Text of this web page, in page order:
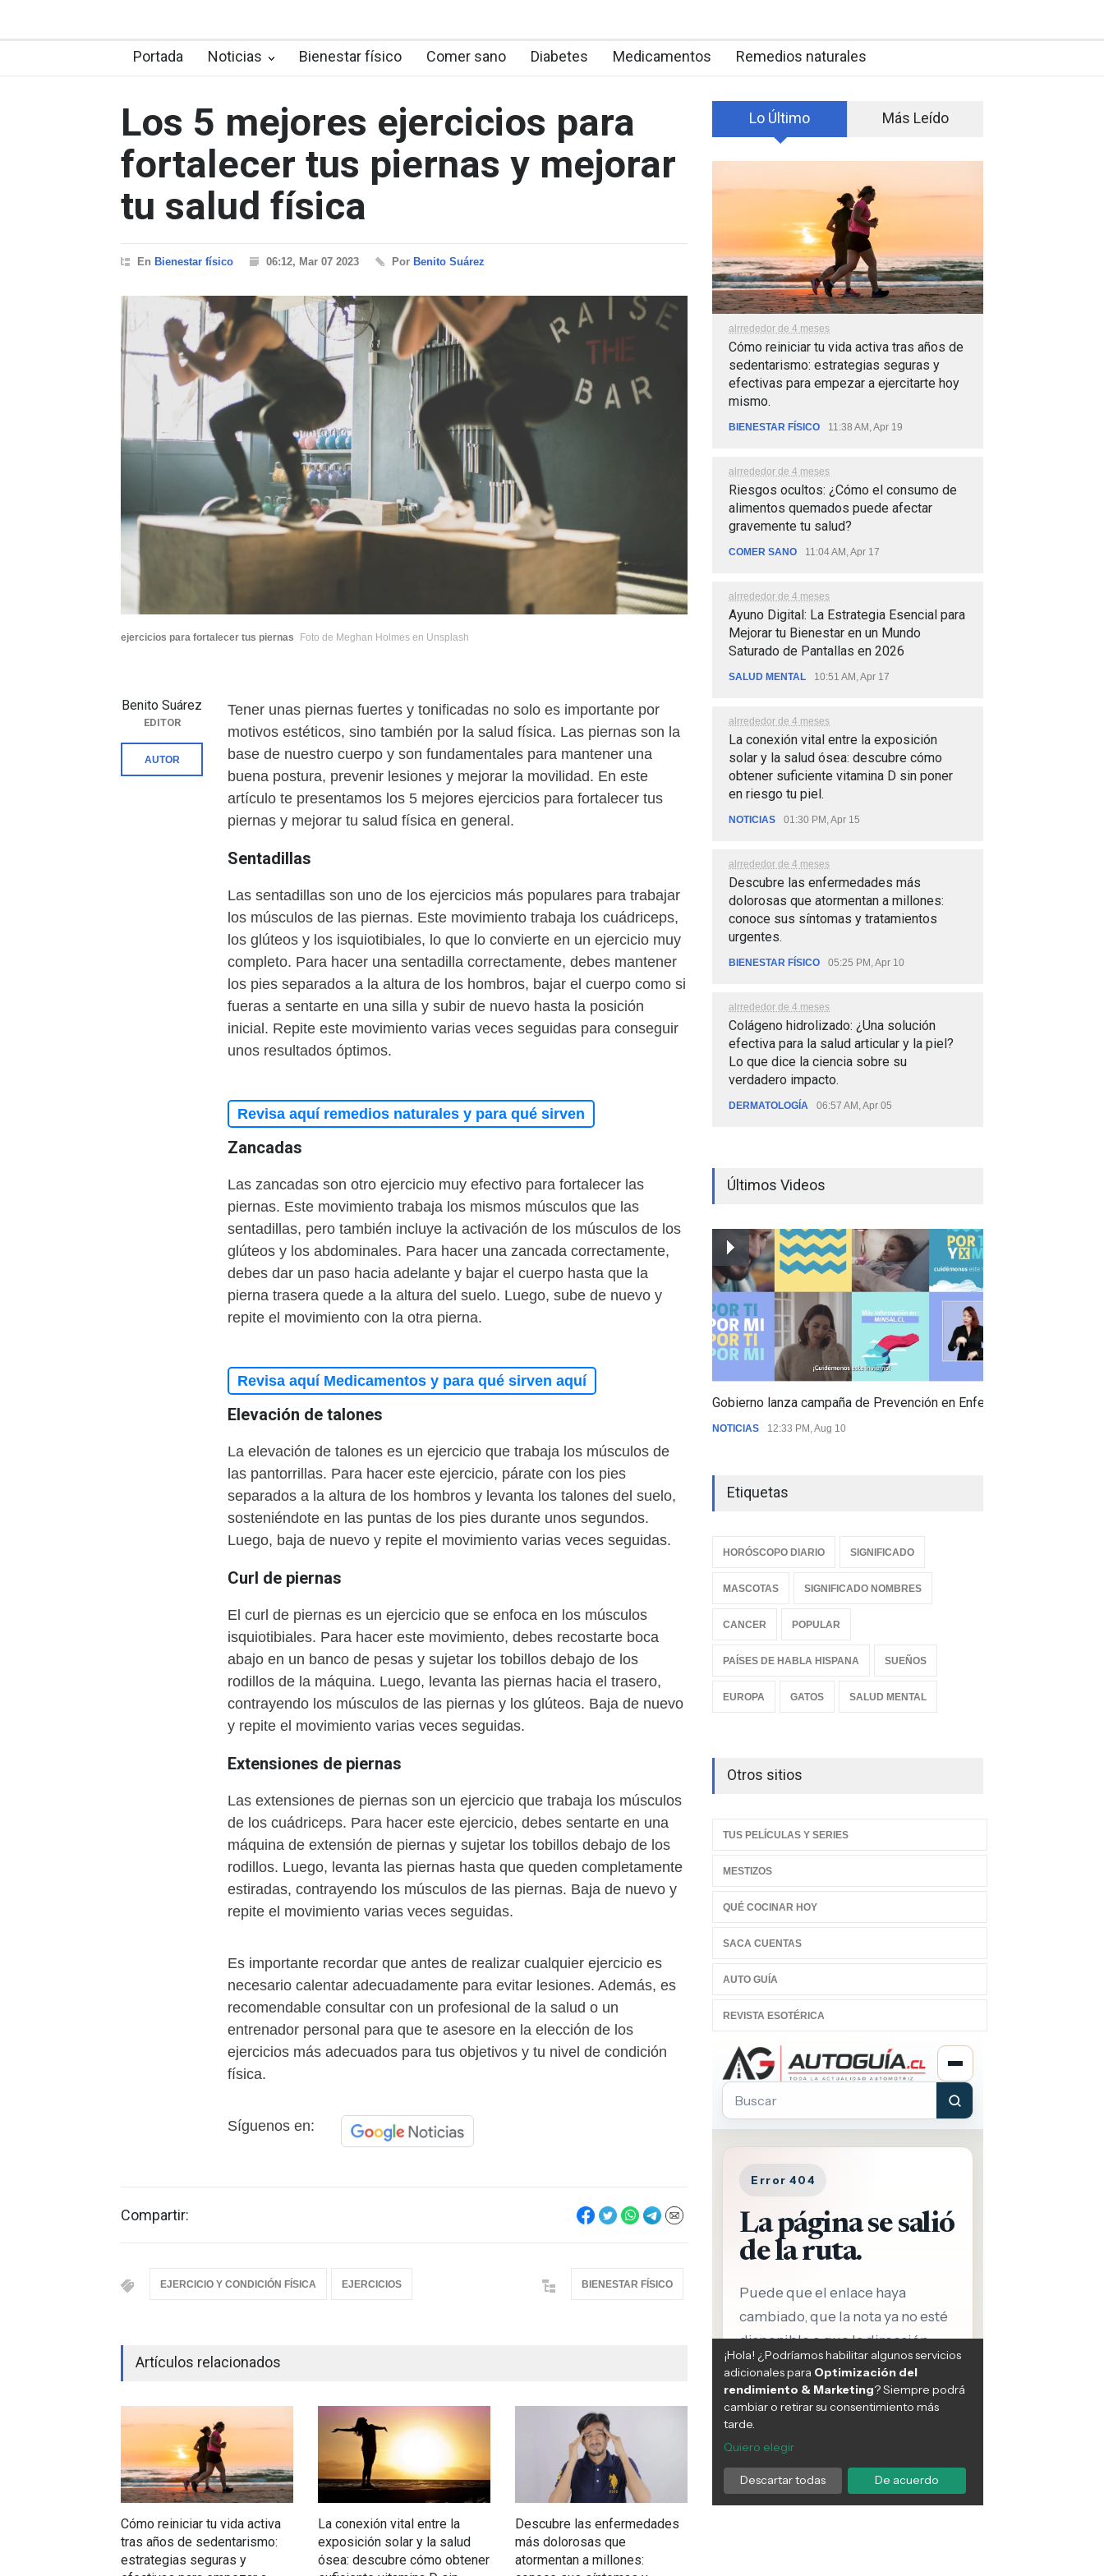
Portada Noticias Bienestar físico Comer sano Diabetes Medicamentos Remedios naturales
Los 5 mejores ejercicios para
fortalecer tus piernas y mejorar
tu salud física
En Bienestar físico 06:12, Mar 07 2023 Por Benito Suárez
ejercicios para fortalecer tus piernas Foto de Meghan Holmes en Unsplash
Tener unas piernas fuertes y tonificadas no solo es importante por
motivos estéticos, sino también por la salud física. Las piernas son la
base de nuestro cuerpo y son fundamentales para mantener una
buena postura, prevenir lesiones y mejorar la movilidad. En este
artículo te presentamos los 5 mejores ejercicios para fortalecer tus
piernas y mejorar tu salud física en general.
Sentadillas
Las sentadillas son uno de los ejercicios más populares para trabajar
los músculos de las piernas. Este movimiento trabaja los cuádriceps,
los glúteos y los isquiotibiales, lo que lo convierte en un ejercicio muy
completo. Para hacer una sentadilla correctamente, debes mantener
los pies separados a la altura de los hombros, bajar el cuerpo como si
fueras a sentarte en una silla y subir de nuevo hasta la posición
inicial. Repite este movimiento varias veces seguidas para conseguir
unos resultados óptimos.
Revisa aquí remedios naturales y para qué sirven
Zancadas
Las zancadas son otro ejercicio muy efectivo para fortalecer las
piernas. Este movimiento trabaja los mismos músculos que las
sentadillas, pero también incluye la activación de los músculos de los
glúteos y los abdominales. Para hacer una zancada correctamente,
debes dar un paso hacia adelante y bajar el cuerpo hasta que la
pierna trasera quede a la altura del suelo. Luego, sube de nuevo y
repite el movimiento con la otra pierna.
Revisa aquí Medicamentos y para qué sirven aquí
Elevación de talones
La elevación de talones es un ejercicio que trabaja los músculos de
las pantorrillas. Para hacer este ejercicio, párate con los pies
separados a la altura de los hombros y levanta los talones del suelo,
sosteniéndote en las puntas de los pies durante unos segundos.
Luego, baja de nuevo y repite el movimiento varias veces seguidas.
Curl de piernas
El curl de piernas es un ejercicio que se enfoca en los músculos
isquiotibiales. Para hacer este movimiento, debes recostarte boca
abajo en un banco de pesas y sujetar los tobillos debajo de los
rodillos de la máquina. Luego, levanta las piernas hacia el trasero,
contrayendo los músculos de las piernas y los glúteos. Baja de nuevo
y repite el movimiento varias veces seguidas.
Extensiones de piernas
Las extensiones de piernas son un ejercicio que trabaja los músculos
de los cuádriceps. Para hacer este ejercicio, debes sentarte en una
máquina de extensión de piernas y sujetar los tobillos debajo de los
rodillos. Luego, levanta las piernas hasta que queden completamente
estiradas, contrayendo los músculos de las piernas. Baja de nuevo y
repite el movimiento varias veces seguidas.
Es importante recordar que antes de realizar cualquier ejercicio es
necesario calentar adecuadamente para evitar lesiones. Además, es
recomendable consultar con un profesional de la salud o un
entrenador personal para que te asesore en la elección de los
ejercicios más adecuados para tus objetivos y tu nivel de condición
física.
Síguenos en:
Benito Suárez
EDITOR
AUTOR
Compartir:
EJERCICIO Y CONDICIÓN FÍSICA EJERCICIOS BIENESTAR FÍSICO
Artículos relacionados
Cómo reiniciar tu vida activa
tras años de sedentarismo:
estrategias seguras y
La conexión vital entre la
exposición solar y la salud
ósea: descubre cómo obtener
Descubre las enfermedades
más dolorosas que
atormentan a millones:
Lo Último Más Leído
alrrededor de 4 meses
Cómo reiniciar tu vida activa tras años de
sedentarismo: estrategias seguras y
efectivas para empezar a ejercitarte hoy
mismo.
BIENESTAR FÍSICO 11:38 AM, Apr 19
alrrededor de 4 meses
Riesgos ocultos: ¿Cómo el consumo de
alimentos quemados puede afectar
gravemente tu salud?
COMER SANO 11:04 AM, Apr 17
alrrededor de 4 meses
Ayuno Digital: La Estrategia Esencial para
Mejorar tu Bienestar en un Mundo
Saturado de Pantallas en 2026
SALUD MENTAL 10:51 AM, Apr 17
alrrededor de 4 meses
La conexión vital entre la exposición
solar y la salud ósea: descubre cómo
obtener suficiente vitamina D sin poner
en riesgo tu piel.
NOTICIAS 01:30 PM, Apr 15
alrrededor de 4 meses
Descubre las enfermedades más
dolorosas que atormentan a millones:
conoce sus síntomas y tratamientos
urgentes.
BIENESTAR FÍSICO 05:25 PM, Apr 10
alrrededor de 4 meses
Colágeno hidrolizado: ¿Una solución
efectiva para la salud articular y la piel?
Lo que dice la ciencia sobre su
verdadero impacto.
DERMATOLOGÍA 06:57 AM, Apr 05
Últimos Videos
Gobierno lanza campaña de Prevención en Enfermedades
NOTICIAS 12:33 PM, Aug 10
Etiquetas
HORÓSCOPO DIARIO SIGNIFICADO
MASCOTAS SIGNIFICADO NOMBRES
CANCER POPULAR
PAÍSES DE HABLA HISPANA SUEÑOS
EUROPA GATOS SALUD MENTAL
Otros sitios
TUS PELÍCULAS Y SERIES
MESTIZOS
QUÉ COCINAR HOY
SACA CUENTAS
AUTO GUÍA
REVISTA ESOTÉRICA